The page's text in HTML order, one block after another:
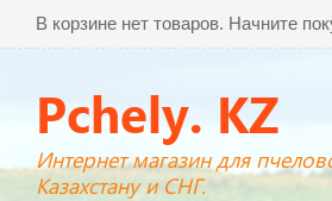
В корзине нет товаров. Начните
Pchely. KZ
Интернет магазин для
Казахстану и СНГ.